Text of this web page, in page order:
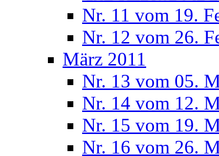
Nr. 11 vom 19.
Nr. 12 vom 26.
März 2011
Nr. 13 vom 05.
Nr. 14 vom 12.
Nr. 15 vom 19.
Nr. 16 vom 26.